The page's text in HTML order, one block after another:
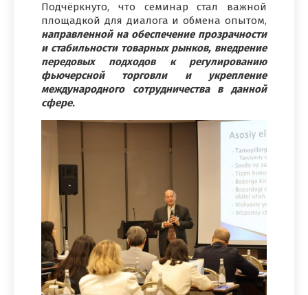
Подчёркнуто, что семинар стал важной
площадкой для диалога и обмена опытом,
направленной на обеспечение прозрачности
и стабильности товарных рынков, внедрение
передовых подходов к регулированию
фьючерсной торговли и укрепление
международного сотрудничества в данной
сфере.